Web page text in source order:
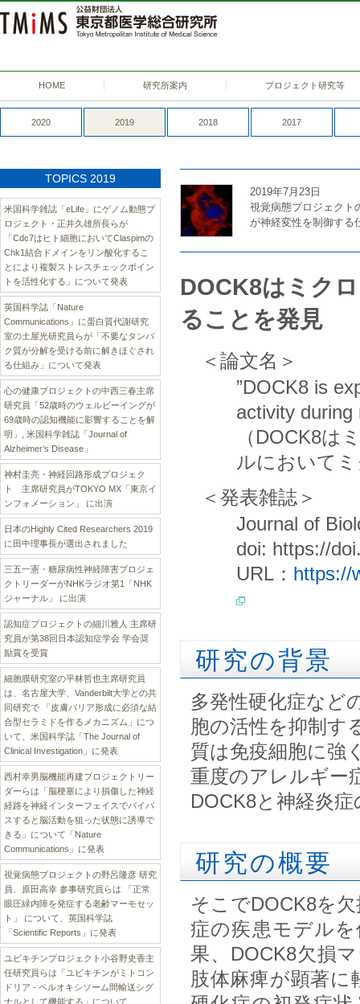
HOME 研究所案内 プロジェクト研究等
2020 2019 2018 2017
TOPICS 2019
米国科学雑誌「eLife」にゲノム動態プ
ロジェクト・正井久雄所長らが
「Cdc7はヒト細胞においてClaspimの
Chk1結合ドメインをリン酸化するこ
とにより複製ストレスチェックポイン
トを活性化する」について発表
英国科学誌「Nature
Communications」に蛋白質代謝研究
室の土屋光研究員らが「不要なタンパ
ク質が分解を受ける前に解きほぐされ
る仕組み」について発表
心の健康プロジェクトの中西三春主席
研究員「52歳時のウェルビーイングが
69歳時の認知機能に影響することを解
明」, 米国科学雑誌「Journal of
Alzheimer’s Disease」
神村圭亮・神経回路形成プロジェク
ト 主席研究員がTOKYO MX「東京イ
ンフォメーション」 に出演
日本のHighly Cited Researchers 2019
に田中理事長が選出されました
三五一憲・糖尿病性神経障害プロジェ
クトリーダーがNHKラジオ第1「NHK
ジャーナル」 に出演
認知症プロジェクトの細川雅人 主席研
究員が第38回日本認知症学会 学会奨
励賞を受賞
細胞膜研究室の平林哲也主席研究員
は、名古屋大学、Vanderbilt大学との共
同研究で 「皮膚バリア形成に必須な結
合型セラミドを作るメカニズム」につ
いて、米国科学誌「The Journal of
Clinical Investigation」に発表
西村幸男脳機能再建プロジェクトリー
ダーらは「脳梗塞により損傷した神経
経路を神経インターフェイスでバイパ
スすると脳活動を狙った状態に誘導で
きる」について「Nature
Communications」に発表
視覚病態プロジェクトの野呂隆彦 研究
員、原田高幸 参事研究員らは 「正常
眼圧緑内障を発症する老齢マーモセッ
ト」 について、英国科学誌
「Scientific Reports」に発表
ユビキチンプロジェクト小谷野史香主
任研究員らは「ユビキチンがミトコン
ドリア - ペルオキシソーム間輸送シグ
ナルとして機能する」について、
2019年7月23日
視覚病態プロジェクト
が神経変性を制御する
DOCK8はミク
ることを発見
＜論文名＞
”DOCK8 is
activity during
（DOCK8は
ルにおいて
＜発表雑誌＞
Journal of
doi: https://
URL： https://
研究の背景
多発性硬化症など
胞の活性を抑制す
質は免疫細胞に強
重度のアレルギー
DOCK8と神経炎
研究の概要
そこでDOCK8を
症の疾患モデル
果、DOCK8欠損
肢体麻痺が顕著